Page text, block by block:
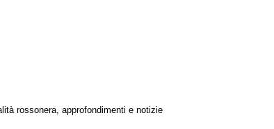
rossonera, approfondimenti e notizie